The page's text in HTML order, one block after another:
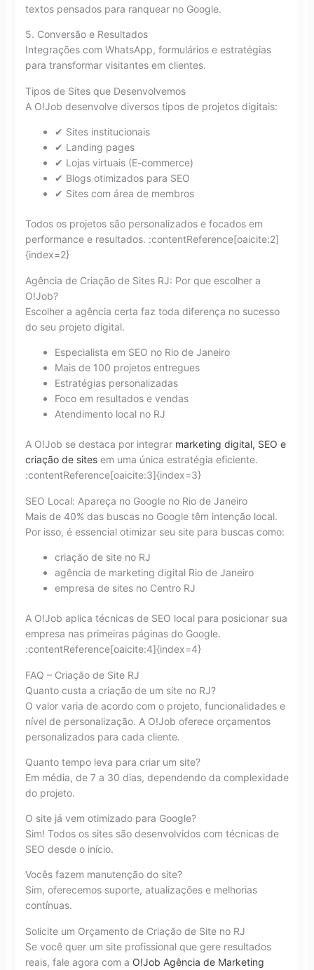
textos pensados para ranquear no Google.
5. Conversão e Resultados
Integrações com WhatsApp, formulários e estratégias
para transformar visitantes em clientes.
Tipos de Sites que Desenvolvemos
A O!Job desenvolve diversos tipos de projetos digitais:
✔ Sites institucionais
✔ Landing pages
✔ Lojas virtuais (E-commerce)
✔ Blogs otimizados para SEO
✔ Sites com área de membros
Todos os projetos são personalizados e focados em
performance e resultados. :contentReference[oaicite:2]
{index=2}
Agência de Criação de Sites RJ: Por que escolher a
O!Job?
Escolher a agência certa faz toda diferença no sucesso
do seu projeto digital.
Especialista em SEO no Rio de Janeiro
Mais de 100 projetos entregues
Estratégias personalizadas
Foco em resultados e vendas
Atendimento local no RJ
A O!Job se destaca por integrar marketing digital, SEO e
criação de sitesem uma única estratégia eficiente.
:contentReference[oaicite:3]{index=3}
SEO Local: Apareça no Google no Rio de Janeiro
Mais de 40% das buscas no Google têm intenção local.
Por isso, é essencial otimizar seu site para buscas como:
criação de site no RJ
agência de marketing digital Rio de Janeiro
empresa de sites no Centro RJ
A O!Job aplica técnicas de SEO local para posicionar sua
empresa nas primeiras páginas do Google.
:contentReference[oaicite:4]{index=4}
FAQ – Criação de Site RJ
Quanto custa a criação de um site no RJ?
O valor varia de acordo com o projeto, funcionalidades e
nível de personalização. A O!Job oferece orçamentos
personalizados para cada cliente.
Quanto tempo leva para criar um site?
Em média, de 7 a 30 dias, dependendo da complexidade
do projeto.
O site já vem otimizado para Google?
Sim! Todos os sites são desenvolvidos com técnicas de
SEO desde o início.
Vocês fazem manutenção do site?
Sim, oferecemos suporte, atualizações e melhorias
contínuas.
Solicite um Orçamento de Criação de Site no RJ
Se você quer um site profissional que gere resultados
reais, fale agora com a O!Job Agência de Marketing